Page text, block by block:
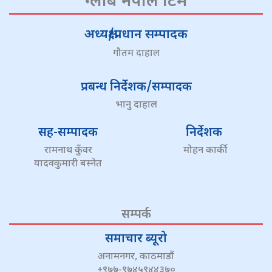
अध्यक्ष/प्रधान सम्पादक
गौतम दाहाल
प्रबन्ध निर्देशक/सम्पादक
भानु दाहाल
सह-सम्पादक
रामनाथ कुँवर
यादवकुमारी बस्नेत
निर्देशक
मोहन कार्की
सम्पर्क
समाचार ब्यूरो
अनामनगर, काठमाडौं